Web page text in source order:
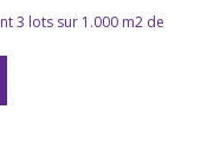
3 lots sur 1.000 m2 de